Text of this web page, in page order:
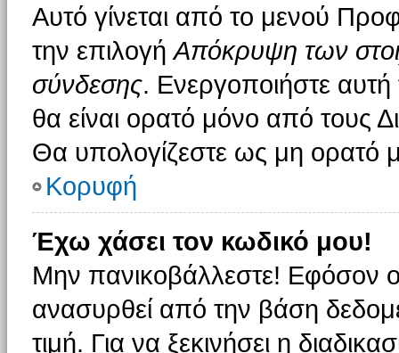
Αυτό γίνεται από το μενού
την επιλογήΑπόκρυψη των
σύνδεσης. Ενεργοποιήστε
θα είναι ορατό μόνο από τους
Θα υπολογίζεστε ως μη ορατό
Κορυφή
Έχω χάσει τον κωδικό μου!
Μην πανικοβάλλεστε! Εφόσον
ανασυρθεί από την βάση
τιμή. Για να ξεκινήσει η